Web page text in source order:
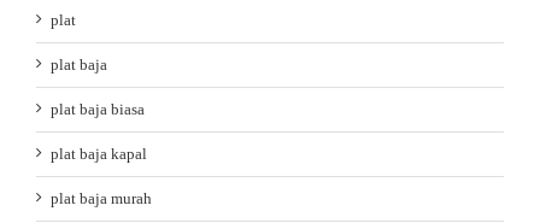
plat
plat baja
plat baja biasa
plat baja kapal
plat baja murah